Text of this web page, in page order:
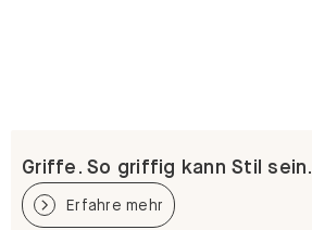
Griffe. So griffig kann Stil sein.
Erfahre mehr